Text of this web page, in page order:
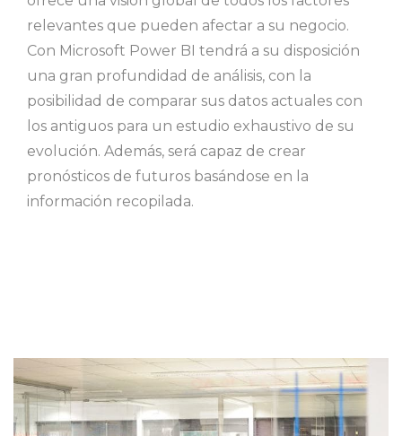
relevantes que pueden afectar a su negocio.
Con Microsoft Power BI tendrá a su disposición
una gran profundidad de análisis, con la
posibilidad de comparar sus datos actuales con
los antiguos para un estudio exhaustivo de su
evolución. Además, será capaz de crear
pronósticos de futuros basándose en la
información recopilada.